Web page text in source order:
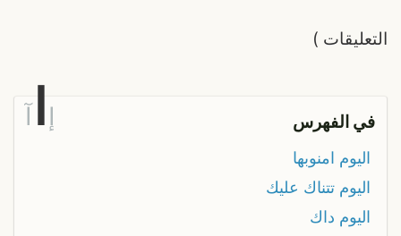
التعليقات )
في الفهرس إ آ
اليوم امنوبها
اليوم تتناك عليك
اليوم داك